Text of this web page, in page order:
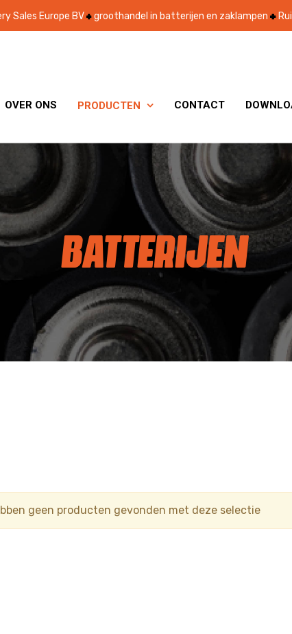
Sales Europe BV groothandel in batterijen en zaklampen
OVER ONS PRODUCTEN  CONTACT
BATTERIJEN
geen producten gevonden met deze selectie